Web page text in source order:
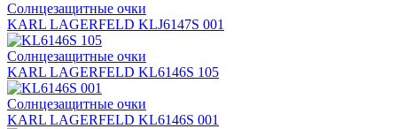
Солнцезащитные очки
KARL LAGERFELD KLJ6147S 001
Солнцезащитные очки
KARL LAGERFELD KL6146S 105
Солнцезащитные очки
KARL LAGERFELD KL6146S 001